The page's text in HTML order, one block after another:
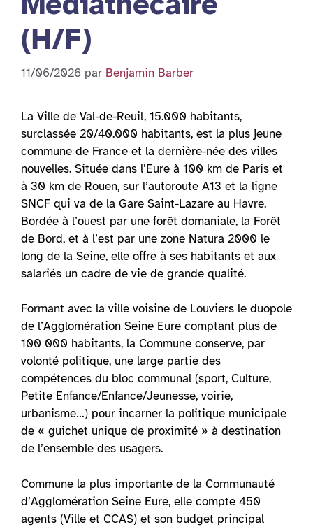
(H/F)
11/06/2026 par Benjamin Barber
La Ville de Val-de-Reuil, 15.000 habitants,
surclassée 20/40.000 habitants, est la plus jeune
commune de France et la dernière-née des villes
nouvelles. Située dans l’Eure à 100 km de Paris et
à 30 km de Rouen, sur l’autoroute A13 et la ligne
SNCF qui va de la Gare Saint-Lazare au Havre.
Bordée à l’ouest par une forêt domaniale, la Forêt
de Bord, et à l’est par une zone Natura 2000 le
long de la Seine, elle offre à ses habitants et aux
salariés un cadre de vie de grande qualité.
Formant avec la ville voisine de Louviers le duopole
de l’Agglomération Seine Eure comptant plus de
100 000 habitants, la Commune conserve, par
volonté politique, une large partie des
compétences du bloc communal (sport, Culture,
Petite Enfance/Enfance/Jeunesse, voirie,
urbanisme…) pour incarner la politique municipale
de « guichet unique de proximité » à destination
de l’ensemble des usagers.
Commune la plus importante de la Communauté
d’Agglomération Seine Eure, elle compte 450
agents (Ville et CCAS) et son budget principal